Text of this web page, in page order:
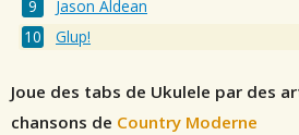
Jason Aldean
Glup!
Joue des tabs de Ukulele par des
chansons de Country Moderne